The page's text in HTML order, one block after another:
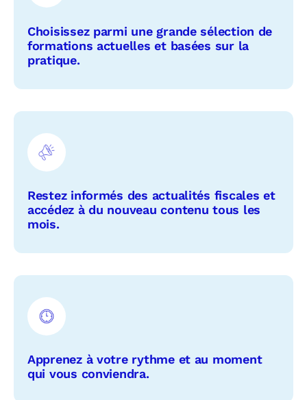
Choisissez parmi une grande sélection de
formations actuelles et basées sur la
pratique.
Restez informés des actualités fiscales et
accédez à du nouveau contenu tous les
mois.
Apprenez à votre rythme et au moment
qui vous conviendra.